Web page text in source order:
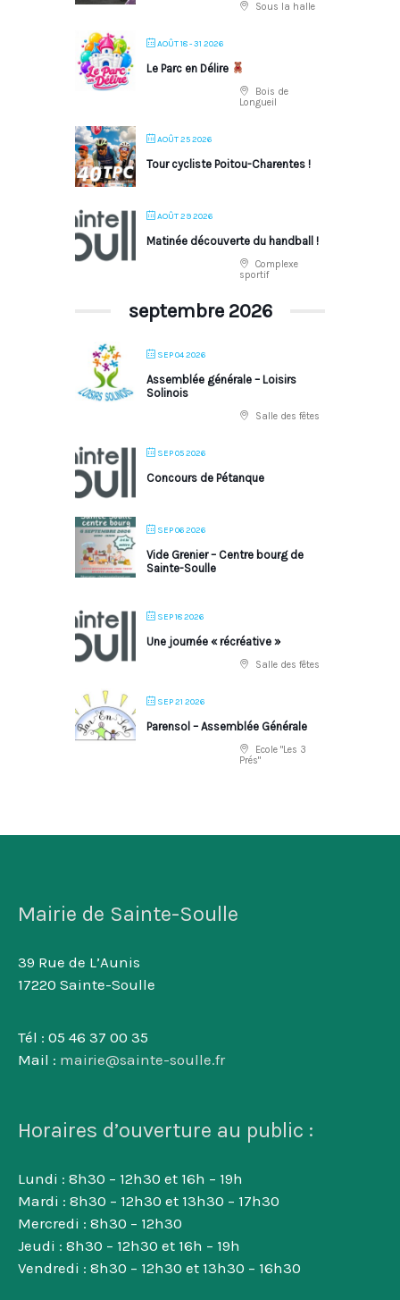
Sous la halle
AOÛT 18 - 31 2026
Le Parc en Délire
Bois de
Longueil
AOÛT 25 2026
Tour cycliste Poitou-Charentes !
AOÛT 29 2026
Matinée découverte du handball !
Complexe
sportif
septembre 2026
SEP 04 2026
Assemblée générale – Loisirs
Solinois
Salle des fêtes
SEP 05 2026
Concours de Pétanque
SEP 06 2026
Vide Grenier – Centre bourg de
Sainte-Soulle
SEP 18 2026
Une journée « récréative »
Salle des fêtes
SEP 21 2026
Parensol – Assemblée Générale
Ecole "Les 3
Prés"
Mairie de Sainte-Soulle
39 Rue de L’Aunis
17220 Sainte-Soulle
Tél : 05 46 37 00 35
Mail : mairie@sainte-soulle.fr
Horaires d’ouverture au public :
Lundi : 8h30 – 12h30 et 16h – 19h
Mardi : 8h30 – 12h30 et 13h30 – 17h30
Mercredi : 8h30 – 12h30
Jeudi : 8h30 – 12h30 et 16h – 19h
Vendredi : 8h30 – 12h30 et 13h30 – 16h30